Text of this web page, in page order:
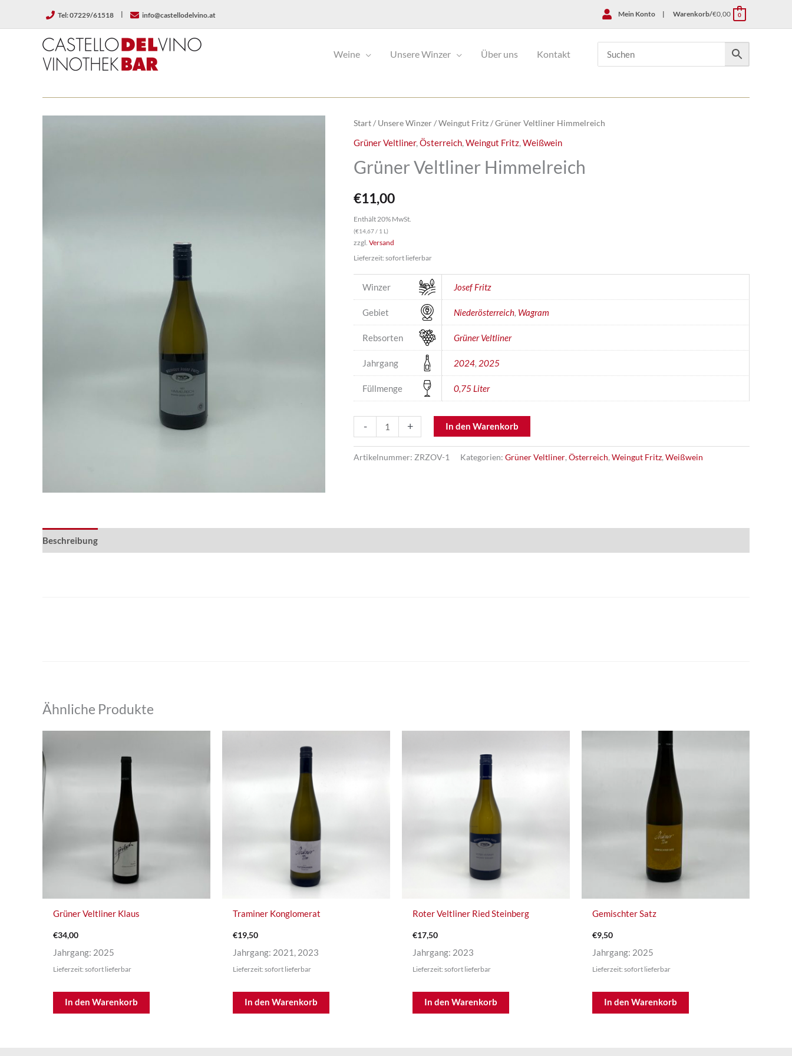
Tel: 07229/61518 | info@castellodelvino.at Mein Konto | Warenkorb/€0,00 0
Weine Unsere Winzer Über uns Kontakt
Start/ Unsere Winzer/Weingut Fritz/ Grüner Veltliner Himmelreich
Grüner Veltliner,Österreich,Weingut Fritz,Weißwein
Grüner Veltliner Himmelreich
€11,00
Enthält 20% MwSt.
(€14,67/ 1 L)
zzgl. Versand
Lieferzeit: sofort lieferbar
Winzer Josef Fritz
Gebiet Niederösterreich, Wagram
Rebsorten Grüner Veltliner
Jahrgang 2024, 2025
Füllmenge 0,75 Liter
-
Veltliner
Himmelreich
+ In den Warenkorb
Artikelnummer: ZRZOV-1 Kategorien: Grüner Veltliner,Österreich,Weingut Fritz,Weißwein
Beschreibung
Ähnliche Produkte
Grüner Veltliner Klaus
€34,00
Jahrgang: 2025
Lieferzeit: sofort lieferbar
In den Warenkorb
Traminer Konglomerat
€19,50
Jahrgang: 2021, 2023
Lieferzeit: sofort lieferbar
In den Warenkorb
Roter Veltliner Ried Steinberg
€17,50
Jahrgang: 2023
Lieferzeit: sofort lieferbar
In den Warenkorb
Gemischter Satz
€9,50
Jahrgang: 2025
Lieferzeit: sofort lieferbar
In den Warenkorb